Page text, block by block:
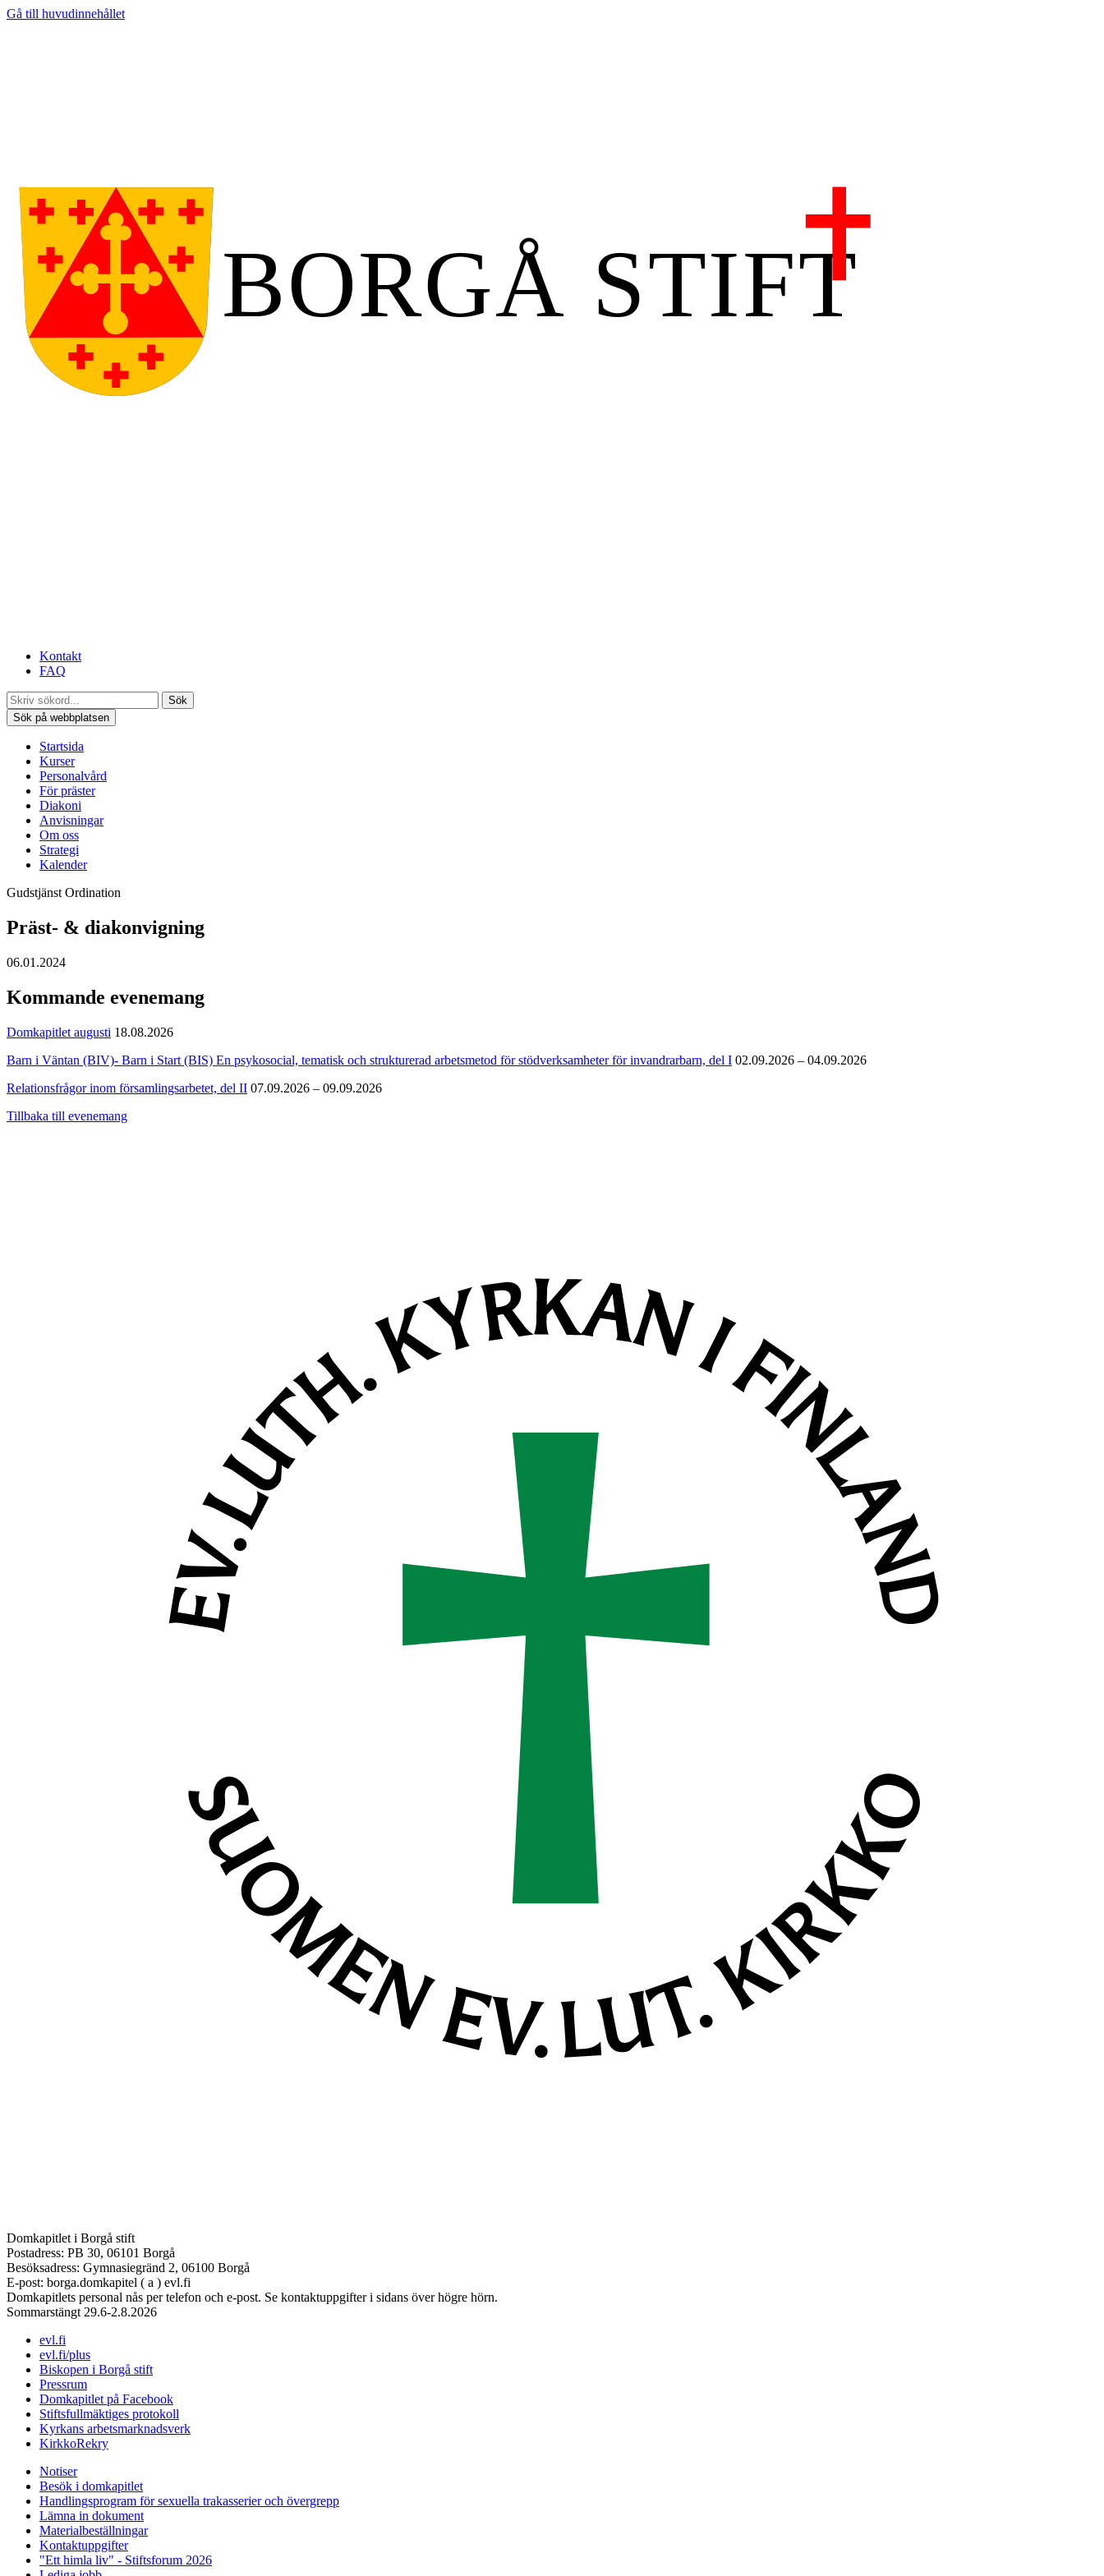
Gå till huvudinnehållet
Kontakt
FAQ
Sök
Sök på webbplatsen
Startsida
Kurser
Personalvård
För präster
Diakoni
Anvisningar
Om oss
Strategi
Kalender
Gudstjänst Ordination
Präst- & diakonvigning
06.01.2024
Kommande evenemang
Domkapitlet augusti 18.08.2026
Barn i Väntan (BIV)- Barn i Start (BIS) En psykosocial, tematisk och strukturerad arbetsmetod för stödverksamheter för invandrarbarn, del I 02.09.2026 – 04.09.2026
Relationsfrågor inom församlingsarbetet, del II 07.09.2026 – 09.09.2026
Tillbaka till evenemang
Domkapitlet i Borgå stift
Postadress: PB 30, 06101 Borgå
Besöksadress: Gymnasiegränd 2, 06100 Borgå
E-post: borga.domkapitel ( a ) evl.fi
Domkapitlets personal nås per telefon och e-post. Se kontaktuppgifter i sidans över högre hörn.
Sommarstängt 29.6-2.8.2026
evl.fi
evl.fi/plus
Biskopen i Borgå stift
Pressrum
Domkapitlet på Facebook
Stiftsfullmäktiges protokoll
Kyrkans arbetsmarknadsverk
KirkkoRekry
Notiser
Besök i domkapitlet
Handlingsprogram för sexuella trakasserier och övergrepp
Lämna in dokument
Materialbeställningar
Kontaktuppgifter
"Ett himla liv" - Stiftsforum 2026